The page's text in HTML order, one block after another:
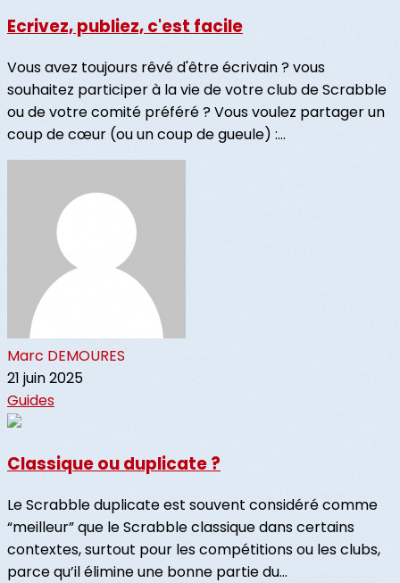
Ecrivez, publiez, c'est facile
Vous avez toujours rêvé d'être écrivain ? vous
souhaitez participer à la vie de votre club de Scrabble
ou de votre comité préféré ? Vous voulez partager un
coup de cœur (ou un coup de gueule) :...
Marc DEMOURES
21 juin 2025
Guides
Classique ou duplicate ?
Le Scrabble duplicate est souvent considéré comme
“meilleur” que le Scrabble classique dans certains
contextes, surtout pour les compétitions ou les clubs,
parce qu’il élimine une bonne partie du...